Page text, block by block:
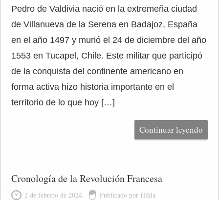
Pedro de Valdivia nació en la extremeña ciudad
de Villanueva de la Serena en Badajoz, España
en el año 1497 y murió el 24 de diciembre del año
1553 en Tucapel, Chile. Este militar que participó
de la conquista del continente americano en
forma activa hizo historia importante en el
territorio de lo que hoy […]
Continuar leyendo
Cronología de la Revolución Francesa
2 de febrero de 2024 Publicado por Hilda